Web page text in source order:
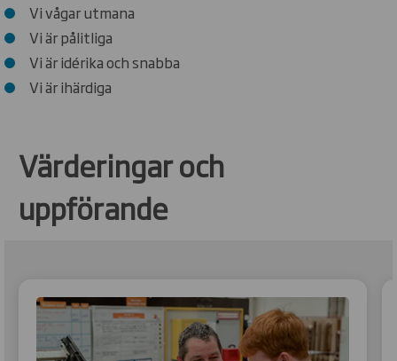
Vi vågar utmana
Vi är pålitliga
Vi är idérika och snabba
Vi är ihärdiga
Värderingar och
uppförande